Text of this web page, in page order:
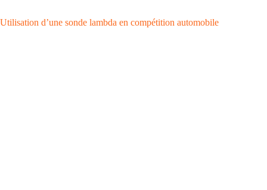
Utilisation d’une sonde lambda en compétition automobile